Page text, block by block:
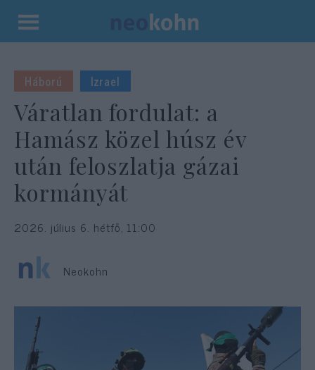
Kilépés
tartalomba
Háború Izrael
Váratlan fordulat: a
Hamász közel húsz év
után feloszlatja gázai
kormányát
2026. július 6. hétfő, 11:00
Neokohn